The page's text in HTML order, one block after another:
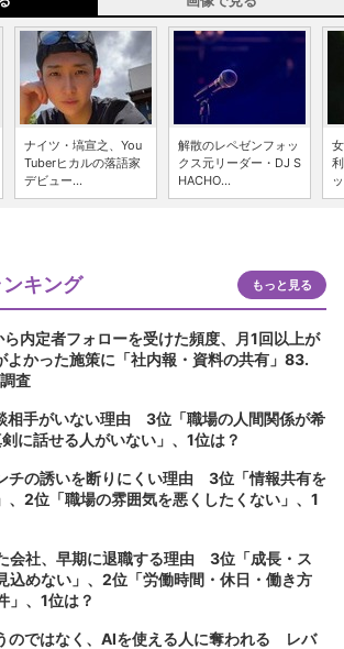
ナイツ・塙宣之、You
Tuberヒカルの落語家
デビュー...
解散のレペゼンフォッ
クス元リーダー・DJ S
HACHO...
キング もっと見る
内定者フォローを受けた頻度、月1回以上が
かった施策に「社内報・資料の共有」83.
査
相手がいない理由 3位「職場の人間関係が希
に話せる人がいない」、1位は？
チの誘いを断りにくい理由 3位「情報共有を
、2位「職場の雰囲気を悪くしたくない」、1
会社、早期に退職する理由 3位「成長・ス
込めない」、2位「労働時間・休日・働き方
」、1位は？
のではなく、AIを使える人に奪われる レバ